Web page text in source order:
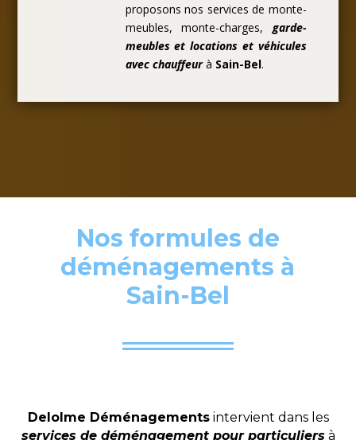
proposons nos services de monte-
meubles, monte-charges,garde-
meubles et locations et véhicules
avec chauffeurà Sain-Bel.
Nos formules de
déménagements à
Sain-Bel
Delolme Déménagementsintervient dans les
services de déménagement pour particuliers à